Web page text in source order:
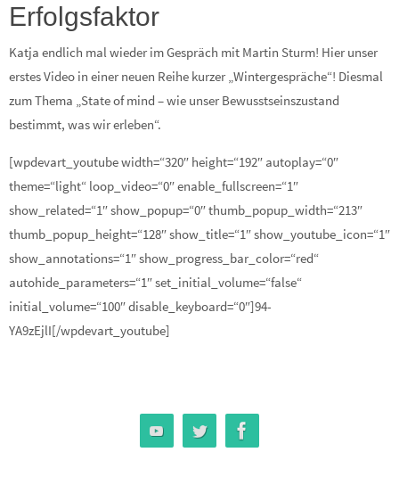
Erfolgsfaktor
Katja endlich mal wieder im Gespräch mit Martin Sturm! Hier unser
erstes Video in einer neuen Reihe kurzer „Wintergespräche“! Diesmal
zum Thema „State of mind – wie unser Bewusstseinszustand
bestimmt, was wir erleben“.
[wpdevart_youtube width=“320″ height=“192″ autoplay=“0″
theme=“light“ loop_video=“0″ enable_fullscreen=“1″
show_related=“1″ show_popup=“0″ thumb_popup_width=“213″
thumb_popup_height=“128″ show_title=“1″ show_youtube_icon=“1″
show_annotations=“1″ show_progress_bar_color=“red“
autohide_parameters=“1″ set_initial_volume=“false“
initial_volume=“100″ disable_keyboard=“0″]94-
YA9zEjlI[/wpdevart_youtube]